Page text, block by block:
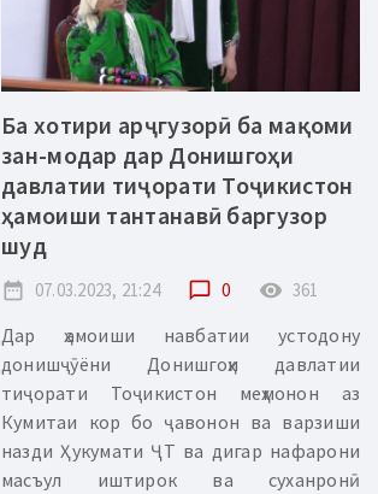
Ба хотири арҷгузорӣ ба мақоми
зан-модар дар Донишгоҳи
давлатии тиҷорати Тоҷикистон
ҳамоиши тантанавӣ баргузор
шуд
date_range 07.03.2023, 21:24 chat_bubble_outline 0 remove_red_eye 361
Дар ҳамоиши навбатии устодону
донишҷӯёни Донишгоҳи давлатии
тиҷорати Тоҷикистон меҳмонон аз
Кумитаи кор бо ҷавонон ва варзиши
назди Ҳукумати ҶТ ва дигар нафарони
масъул иштирок ва суханронӣ